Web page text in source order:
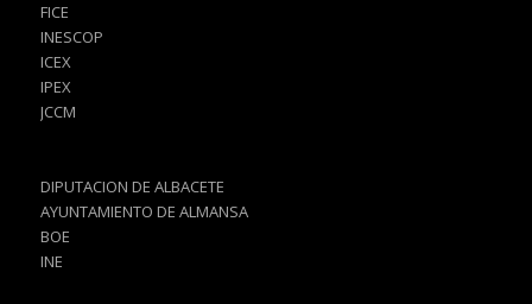
FICE
INESCOP
ICEX
IPEX
JCCM
DIPUTACION DE ALBACETE
AYUNTAMIENTO DE ALMANSA
BOE
INE